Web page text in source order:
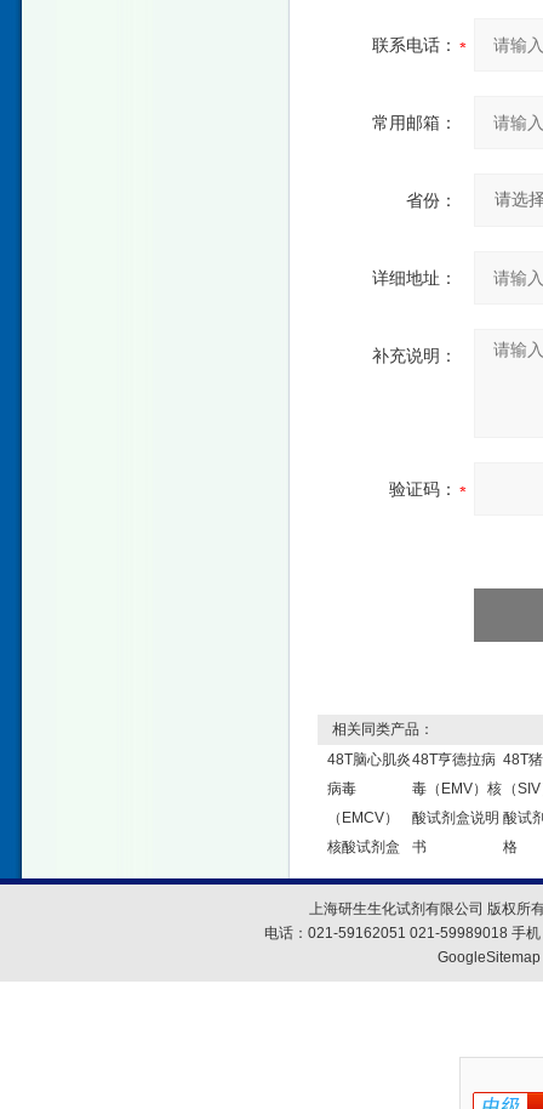
联系电话：
常用邮箱：
省份：
详细地址：
补充说明：
验证码：
相关同类产品：
48T脑心肌炎
病毒
（EMCV）
核酸试剂盒
48T亨德拉病
毒（EMV）核
酸试剂盒说明
书
48T
（
酸试
格
上海研生生化试剂有限公司 版权所
电话：021-59162051 021-59989018 手
GoogleSitemap